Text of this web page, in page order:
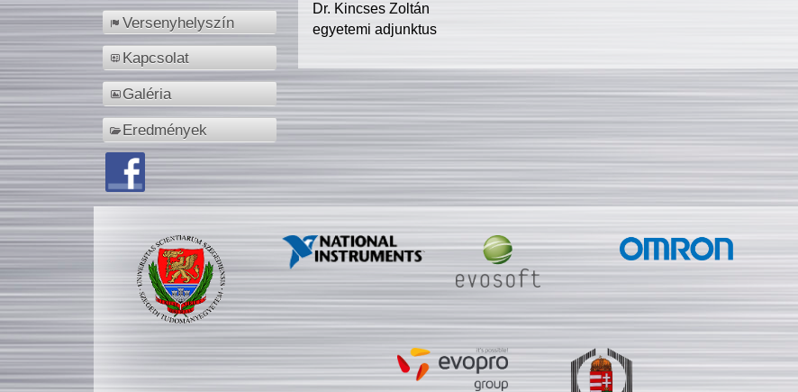
Versenyhelyszín
Kapcsolat
Galéria
Eredmények
Dr. Kincses Zoltán
egyetemi adjunktus